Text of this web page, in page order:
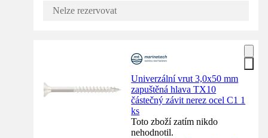
Nelze rezervovat
Univerzální vrut 3,0x50 mm
zapuštěná hlava TX10
částečný závit nerez ocel C1 1
ks
Toto zboží zatím nikdo
nehodnotil.